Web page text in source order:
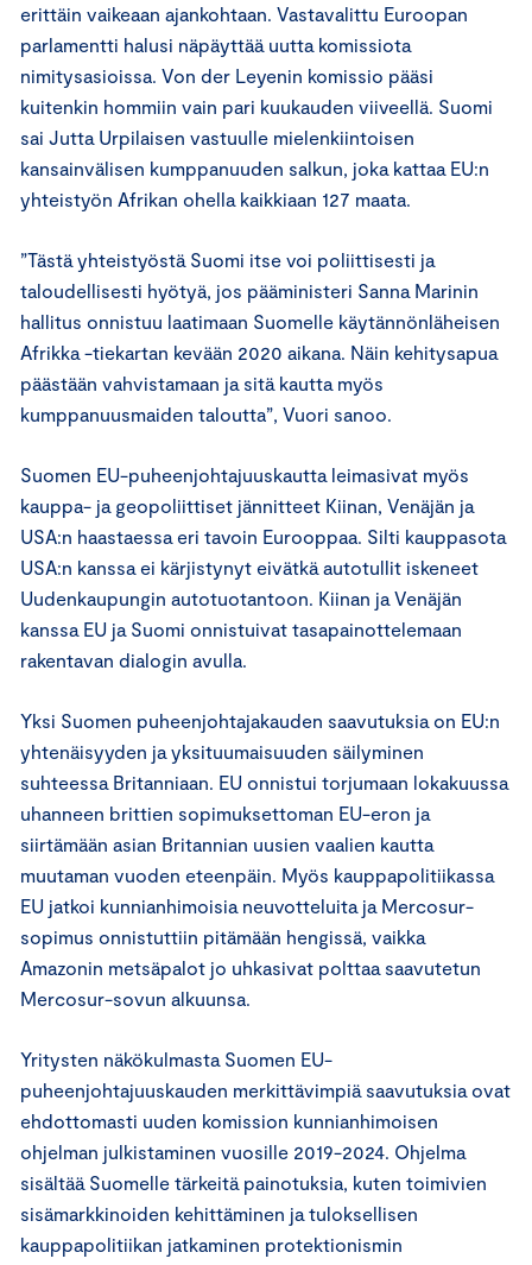
erittäin vaikeaan ajankohtaan. Vastavalittu Euroopan
parlamentti halusi näpäyttää uutta komissiota
nimitysasioissa. Von der Leyenin komissio pääsi
kuitenkin hommiin vain pari kuukauden viiveellä. Suomi
sai Jutta Urpilaisen vastuulle mielenkiintoisen
kansainvälisen kumppanuuden salkun, joka kattaa EU:n
yhteistyön Afrikan ohella kaikkiaan 127 maata.
”Tästä yhteistyöstä Suomi itse voi poliittisesti ja
taloudellisesti hyötyä, jos pääministeri Sanna Marinin
hallitus onnistuu laatimaan Suomelle käytännönläheisen
Afrikka -tiekartan kevään 2020 aikana. Näin kehitysapua
päästään vahvistamaan ja sitä kautta myös
kumppanuusmaiden taloutta”, Vuori sanoo.
Suomen EU-puheenjohtajuuskautta leimasivat myös
kauppa- ja geopoliittiset jännitteet Kiinan, Venäjän ja
USA:n haastaessa eri tavoin Eurooppaa. Silti kauppasota
USA:n kanssa ei kärjistynyt eivätkä autotullit iskeneet
Uudenkaupungin autotuotantoon. Kiinan ja Venäjän
kanssa EU ja Suomi onnistuivat tasapainottelemaan
rakentavan dialogin avulla.
Yksi Suomen puheenjohtajakauden saavutuksia on EU:n
yhtenäisyyden ja yksituumaisuuden säilyminen
suhteessa Britanniaan. EU onnistui torjumaan lokakuussa
uhanneen brittien sopimuksettoman EU-eron ja
siirtämään asian Britannian uusien vaalien kautta
muutaman vuoden eteenpäin. Myös kauppapolitiikassa
EU jatkoi kunnianhimoisia neuvotteluita ja Mercosur-
sopimus onnistuttiin pitämään hengissä, vaikka
Amazonin metsäpalot jo uhkasivat polttaa saavutetun
Mercosur-sovun alkuunsa.
Yritysten näkökulmasta Suomen EU-
puheenjohtajuuskauden merkittävimpiä saavutuksia ovat
ehdottomasti uuden komission kunnianhimoisen
ohjelman julkistaminen vuosille 2019-2024. Ohjelma
sisältää Suomelle tärkeitä painotuksia, kuten toimivien
sisämarkkinoiden kehittäminen ja tuloksellisen
kauppapolitiikan jatkaminen protektionismin